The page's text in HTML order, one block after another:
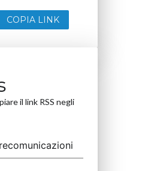
COPIA LINK
il link RSS negli